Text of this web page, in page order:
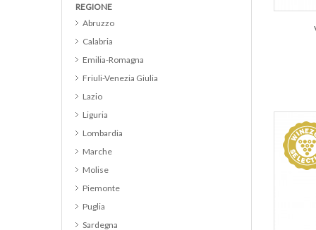
Cabernet
Cabernet Sauvignon
Cerasuolo d Abruzzo DOC
Chianti Classico Riserva
REGIONE
Abruzzo
Calabria
Emilia-Romagna
Friuli-Venezia Giulia
Lazio
Liguria
Lombardia
Marche
Molise
Piemonte
Puglia
Sardegna